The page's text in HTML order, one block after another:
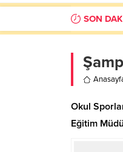
SON
Okul
Eğitim